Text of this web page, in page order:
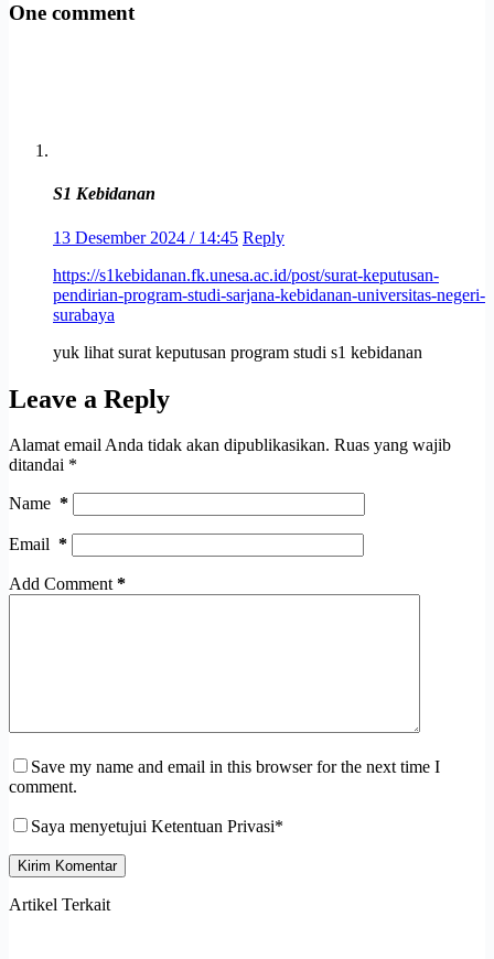
One comment
S1 Kebidanan
13 Desember 2024 / 14:45 Reply
https://s1kebidanan.fk.unesa.ac.id/post/surat-keputusan-
pendirian-program-studi-sarjana-kebidanan-universitas-negeri-
surabaya
yuk lihat surat keputusan program studi s1 kebidanan
Leave a Reply
Alamat email Anda tidak akan dipublikasikan. Ruas yang wajib
ditandai *
Name *
Email *
Add Comment*
Save my name and email in this browser for the next time I
comment.
Saya menyetujui Ketentuan Privasi*
Kirim Komentar
Artikel Terkait